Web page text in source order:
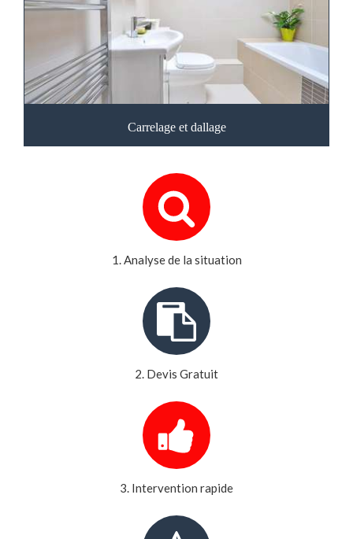
Carrelage et dallage
1. Analyse de la situation
2. Devis Gratuit
3. Intervention rapide